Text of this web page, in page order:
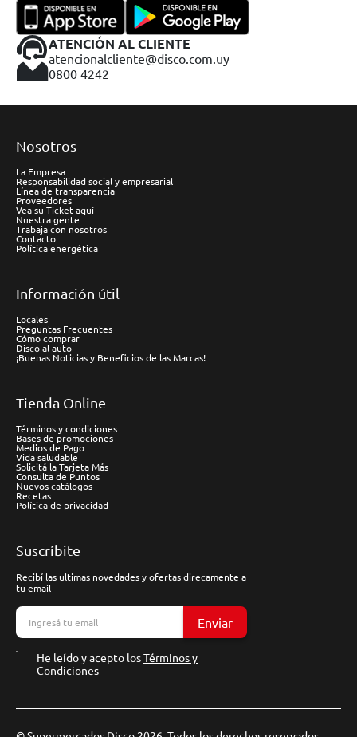
ATENCIÓN AL CLIENTE
atencionalcliente@disco.com.uy
0800 4242
Nosotros
La Empresa
Responsabilidad social y empresarial
Línea de transparencia
Proveedores
Vea su Ticket aquí
Nuestra gente
Trabaja con nosotros
Contacto
Política energética
Información útil
Locales
Preguntas Frecuentes
Cómo comprar
Disco al auto
¡Buenas Noticias y Beneficios de las Marcas!
Tienda Online
Términos y condiciones
Bases de promociones
Medios de Pago
Vida saludable
Solicitá la Tarjeta Más
Consulta de Puntos
Nuevos catálogos
Recetas
Política de privacidad
Suscríbite
Recibí las ultimas novedades y ofertas direcamente a
tu email
Enviar
He leído y acepto losTérminos y
Condiciones